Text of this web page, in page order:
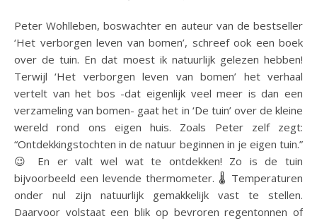
Peter Wohlleben, boswachter en auteur van de bestseller
‘Het verborgen leven van bomen’, schreef ook een boek
over de tuin. En dat moest ik natuurlijk gelezen hebben!
Terwijl ‘Het verborgen leven van bomen’ het verhaal
vertelt van het bos -dat eigenlijk veel meer is dan een
verzameling van bomen- gaat het in ‘De tuin’ over de kleine
wereld rond ons eigen huis. Zoals Peter zelf zegt:
“Ontdekkingstochten in de natuur beginnen in je eigen tuin.”
😉 En er valt wel wat te ontdekken! Zo is de tuin
bijvoorbeeld een levende thermometer. 🌡️ Temperaturen
onder nul zijn natuurlijk gemakkelijk vast te stellen.
Daarvoor volstaat een blik op bevroren regentonnen of